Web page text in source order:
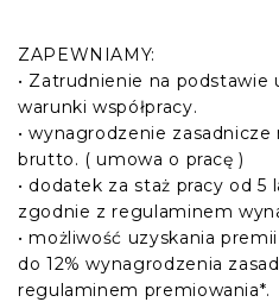
ZAPEWNIAMY:
• Zatrudnienie na podstawie
warunki współpracy.
• wynagrodzenie zasadnicze
brutto. ( umowa o pracę )
• dodatek za staż pracy od 5
zgodnie z regulaminem
• możliwość uzyskania
do 12% wynagrodzenia
regulaminem premiowania*.